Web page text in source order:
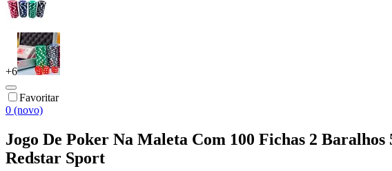
+6
Favoritar
0 (novo)
Jogo De Poker Na Maleta Com 100 Fichas 2
Redstar Sport